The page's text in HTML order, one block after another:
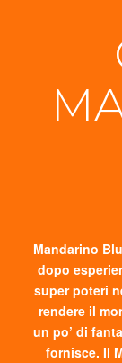
Mandarino
dopo
super poteri
rendere il
un po’ di
fornisce. Il